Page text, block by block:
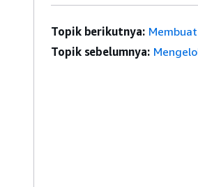
Topik berikutnya:
Topik sebelumnya: